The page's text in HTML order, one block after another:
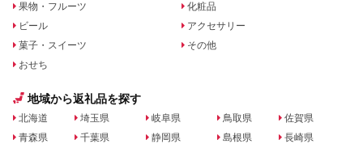
果物・フルーツ
ビール
菓子・スイーツ
おせち
化粧品
アクセサリー
その他
地域から返礼品を探す
北海道
青森県
埼玉県
千葉県
岐阜県
静岡県
鳥取県
島根県
佐賀県
長崎県